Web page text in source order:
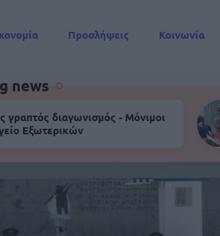
Προσλήψεις Κοινωνία
news
γραπτός διαγωνισμός - Μόνιμοι
Εξωτερικών